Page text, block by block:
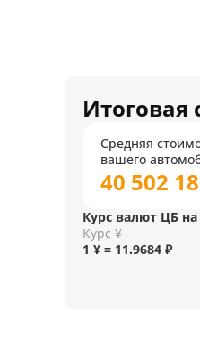
Итоговая
Средняя
вашего
40 502
Курс валют ЦБ на
Курс ¥
1 ¥ = 11.9684 ₽